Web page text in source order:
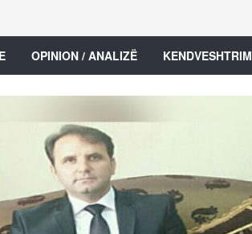
OPINION / ANALIZË KENDVESHTRIM